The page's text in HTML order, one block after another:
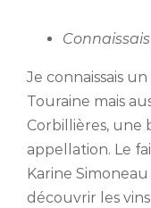
Je connaissais
Touraine mais
Corbillières,
appellation. Le
Karine
découvrir les